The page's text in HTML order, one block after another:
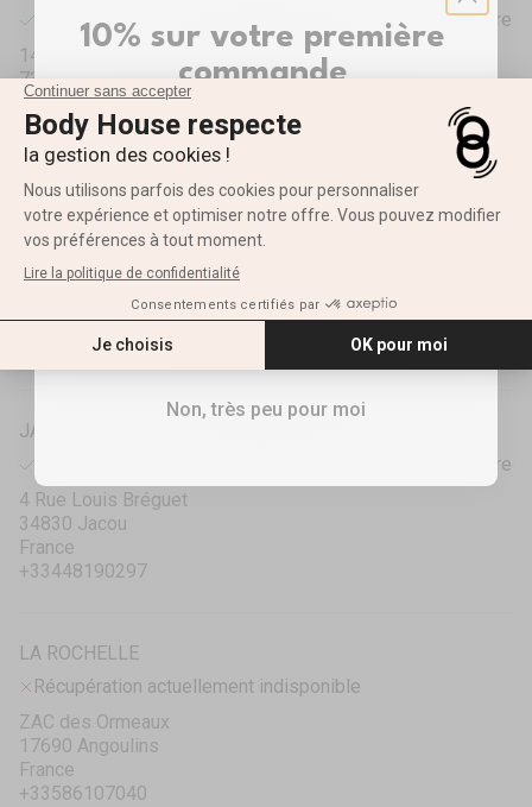
Récupération disponible, Habituellement prête en 1 heure
1423 Avenue des Landiers
73000 Chambéry
France
+33458440040
GRENOBLE SAINT-EGREVE
Récupération disponible, Habituellement prête en 1 heure
27 rue des glairaux
38120 Saint-Égrève
France
+33458470050
JACOU
Récupération disponible, Habituellement prête en 1 heure
4 Rue Louis Bréguet
34830 Jacou
France
+33448190297
LA ROCHELLE
Récupération actuellement indisponible
ZAC des Ormeaux
17690 Angoulins
France
+33586107040
10% sur votre première
commande
Inscrivez-vous pour recevoir votre réduction ✨
Prénom
E-mail
RECEVOIR MES 10%
Non, très peu pour moi